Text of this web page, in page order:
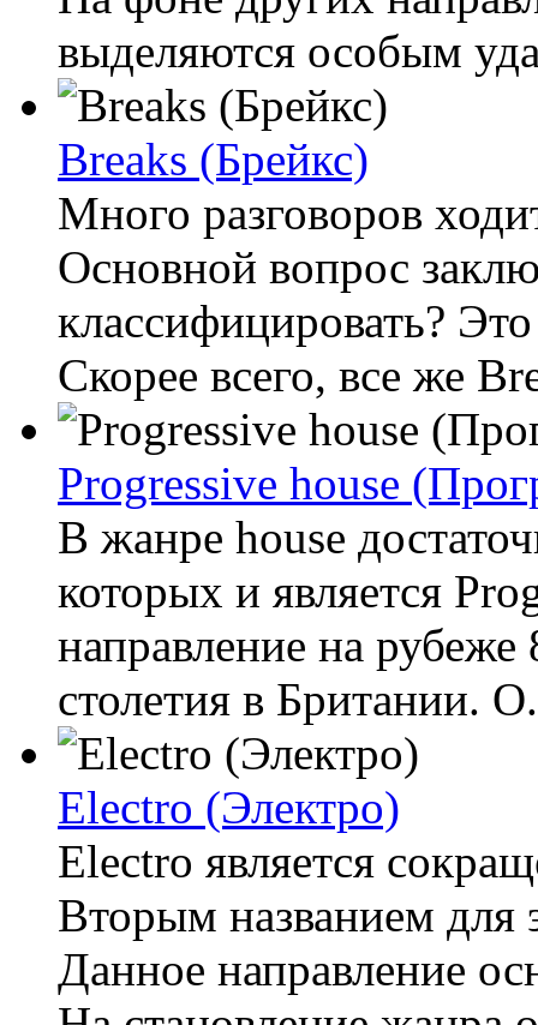
выделяются особым
Breaks (Брейкс)
Много разговоров
Основной вопрос
классифицировать?
Скорее всего, все же
Progressive house
В жанре house
которых и является
направление на
столетия в Британии.
Electro (Электро)
Electro является
Вторым названием для
Данное направление